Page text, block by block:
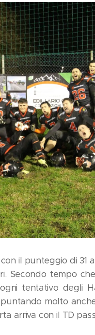
il punteggio di 31
Secondo tempo
tentativo degli
molto
arriva con il TD